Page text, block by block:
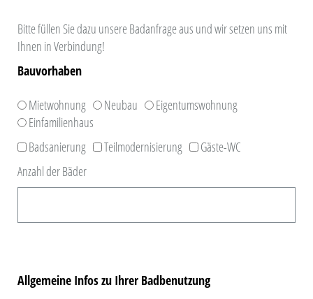
Bitte füllen Sie dazu unsere Badanfrage aus und wir setzen uns mit
Ihnen in Verbindung!
Bauvorhaben
Mietwohnung Neubau
Eigentumswohnung
Einfamilienhaus
Badsanierung
Teilmodernisierung
Gäste-WC
Anzahl der Bäder
Allgemeine Infos zu Ihrer Badbenutzung